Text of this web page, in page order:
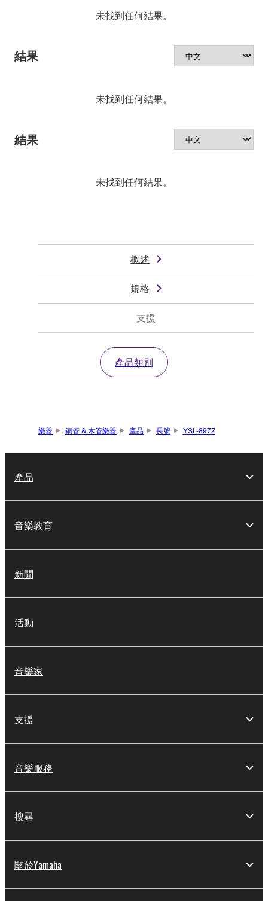
未找到任何結果。
結果
未找到任何結果。
結果
未找到任何結果。
概述
規格
支援
產品類別
樂器 銅管 & 木管樂器 產品 長號 YSL-897Z
產品
音樂教育
新聞
活動
音樂家
支援
音樂服務
搜尋
關於Yamaha